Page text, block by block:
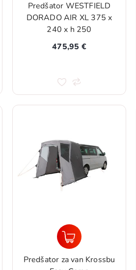
Predšator WESTFIELD
DORADO AIR XL 375 x
240 x h 250
475,95 €
Predšator za van Krossbu